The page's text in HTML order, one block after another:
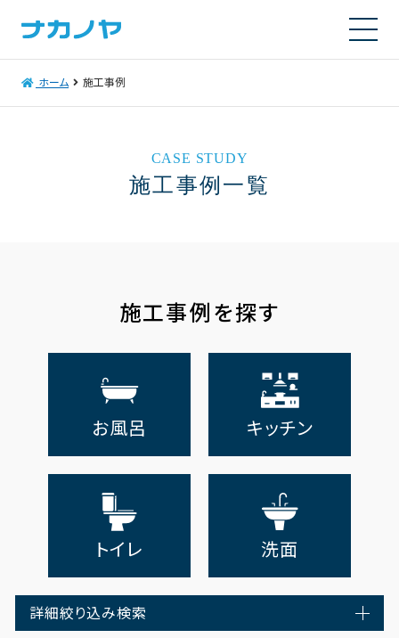
ホーム 施工事例
CASE STUDY
施工事例一覧
施工事例を探す
お風呂 キッチン
トイレ 洗面
詳細絞り込み検索